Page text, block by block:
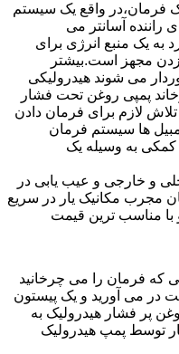
فرمان،در واقع یک سیستم
آسانتر می
به یک منبع انرژی برای
زدن مجهز است.بیشتر
می شوند هیدرولیکی
پمپی روغن تحت فشار
لازم برای فرمان دادن
ها سیستم فرمان
کمکی به وسیله یک
و خارجی و عیب یابی در
مجرب مکانیک یار در سریع
که فرمان را می چرخانید
در می آورید و یک پیستون
پر فشار هیدرولیک به
توسط پمپ هیدرولیک